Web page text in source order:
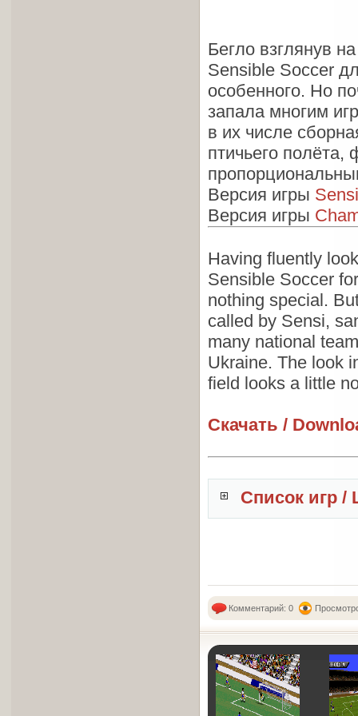
Бегло взглянув
Sensible Soccer
особенного. Но
запала многим
в их числе
птичьего полёта,
Версия игры
Версия игры
Having fluently
Sensible Soccer
nothing special.
called by Sensi,
many national
Ukraine. The look
field looks a little
Скачать /
Список игр /
Комментарий: 0